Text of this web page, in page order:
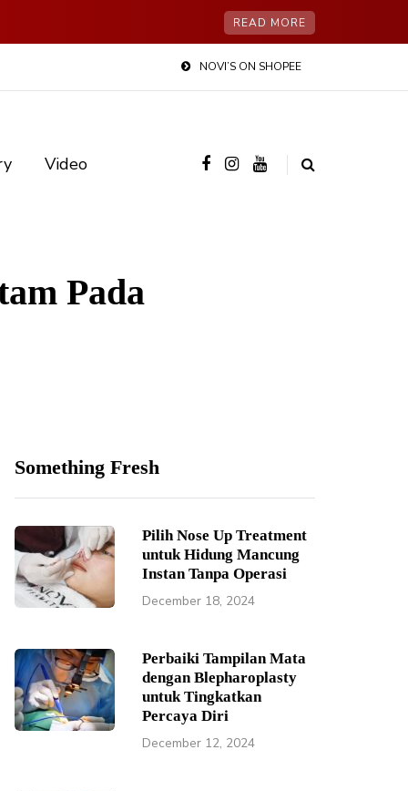
READ MORE
NOVI’S ON SHOPEE
Video
Pada
Something Fresh
Pilih Nose Up Treatment
untuk Hidung Mancung
Instan Tanpa Operasi
December 18, 2024
Perbaiki Tampilan Mata
dengan Blepharoplasty
untuk Tingkatkan
Percaya Diri
December 12, 2024